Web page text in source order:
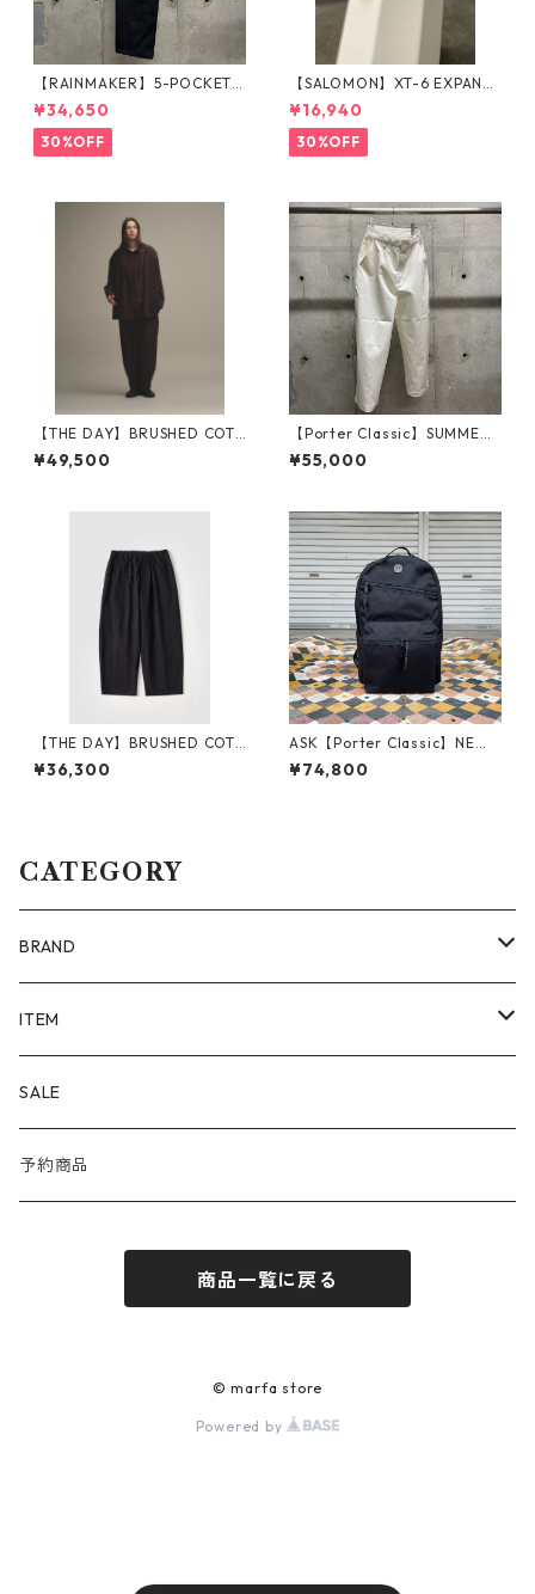
【RAINMAKER】5-POCKET
WIDE TROUSERS_BLACK
¥34,650
30%OFF
【SALOMON】XT-6 EXPANSE
_BLACK×WHITE
¥16,940
30%OFF
【THE DAY】BRUSHED COTT
ON JACKET_BROWN
¥49,500
【Porter Classic】SUMMER
CHINOS GENE KELLY PANTS_
WHITE
¥55,000
【THE DAY】BRUSHED COTT
ON EASY TROUSERS_BLACK
¥36,300
ASK【Porter Classic】NEWT
ON DAYPACK L_BLACK
¥74,800
CATEGORY
BRAND
ALAYA (LIMITED)
Corgi
DAYDATE
JILL PLATNER
ITEM
OUTER
SHIRT
SALE
予約商品
商品一覧に戻る
© marfa store
Powered by